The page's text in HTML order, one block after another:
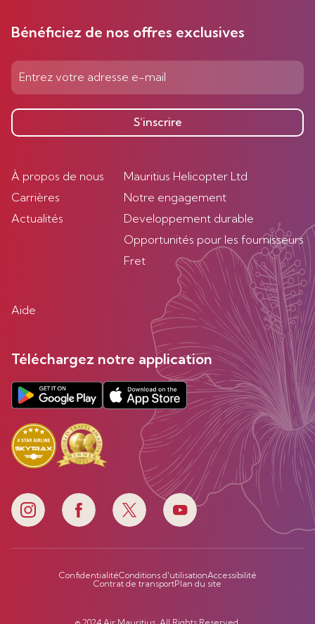
Bénéficiez de nos offres exclusives
S’inscrire
À propos de nous
Carrières
Actualités
Mauritius Helicopter Ltd
Notre engagement
Developpement durable
Opportunités pour les fournisseurs
Fret
Aide
Téléchargez notre application
ConfidentialitéConditions d'utilisationAccessibilité
Contrat de transportPlan du site